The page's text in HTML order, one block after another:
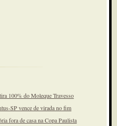
100% do Moleque Travesso
SP vence de virada no fim
fora de casa na Copa Paulista